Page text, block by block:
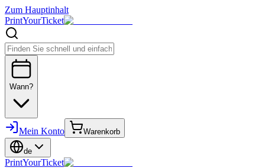
Zum Hauptinhalt
PrintYourTicket
Wann?
Mein Konto Warenkorb
de
PrintYourTicket